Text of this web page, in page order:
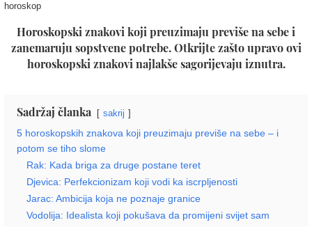
horoskop
Horoskopski znakovi koji preuzimaju previše na sebe i
zanemaruju sopstvene potrebe. Otkrijte zašto upravo ovi
horoskopski znakovi najlakše sagorijevaju iznutra.
Sadržaj članka sakrij
5 horoskopskih znakova koji preuzimaju previše na sebe – i
potom se tiho slome
Rak: Kada briga za druge postane teret
Djevica: Perfekcionizam koji vodi ka iscrpljenosti
Jarac: Ambicija koja ne poznaje granice
Vodolija: Idealista koji pokušava da promijeni svijet sam